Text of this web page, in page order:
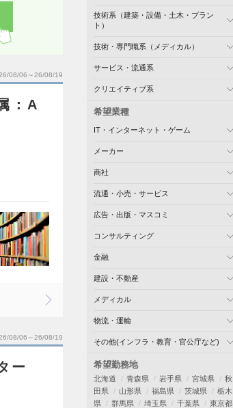
08/06～26/08/19
：A
08/06～26/08/19
ー
技術系（建築・設備・土木・プラン
ト）
技術・専門職系（メディカル）
サービス・流通系
クリエイティブ系
希望業種
IT・インターネット・ゲーム
メーカー
商社
流通・小売・サービス
広告・出版・マスコミ
コンサルティング
金融
建設・不動産
メディカル
物流・運輸
その他(インフラ・教育・官公庁など)
希望勤務地
北海道 青森県 岩手県 宮城県
秋
田県
山形県 福島県 茨城県
栃木
県
群馬県 埼玉県 千葉県
東京都